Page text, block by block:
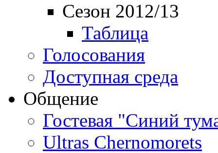
Сезон 2012/13
Таблица
Голосования
Доступная среда
Общение
Гостевая "Синий
Ultras Chernomorets